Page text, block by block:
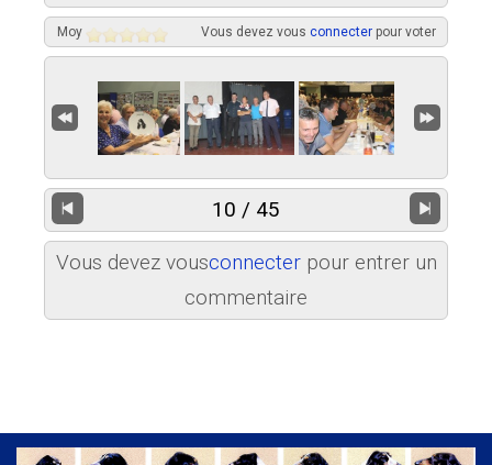
Moy Vous devez vous connecterpour voter
10 / 45
Vous devez vousconnecterpour entrer un
commentaire